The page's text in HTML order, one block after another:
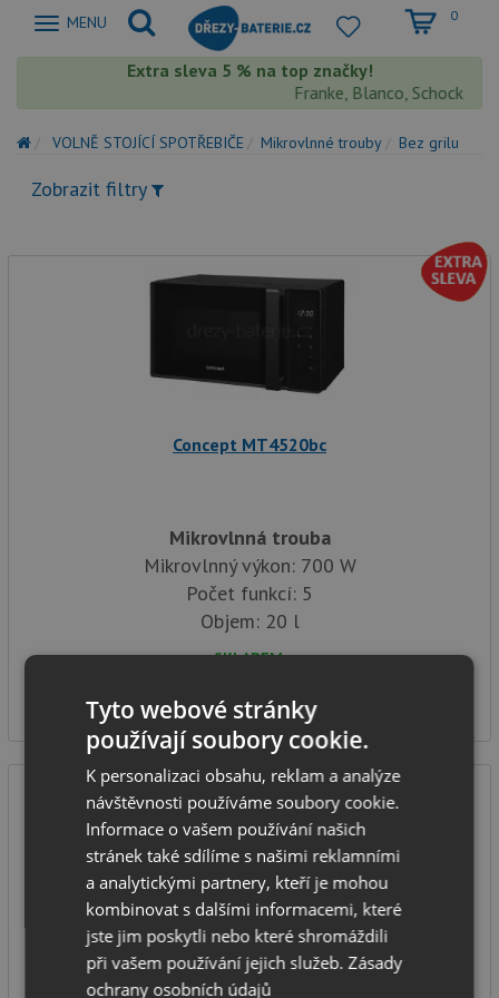
Zobrazit
MENU 0
Extra sleva 5 % na top značky!
Franke, Blanco, Schock,
VOLNĚ STOJÍCÍ SPOTŘEBIČE Mikrovlnné trouby Bez grilu
Zobrazit filtry
Concept MT4520bc
Mikrovlnná trouba
Mikrovlnný výkon: 700 W
Počet funkcí: 5
Objem: 20 l
SKLADEM
2 499 Kč
Concept MT4420wh
Tyto webové stránky
používají soubory cookie.
K personalizaci obsahu, reklam a analýze
návštěvnosti používáme soubory cookie.
Informace o vašem používání našich
stránek také sdílíme s našimi reklamními
a analytickými partnery, kteří je mohou
kombinovat s dalšími informacemi, které
jste jim poskytli nebo které shromáždili
při vašem používání jejich služeb.Zásady
ochrany osobních údajů